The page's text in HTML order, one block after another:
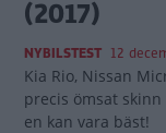
(2017)
NYBILSTEST 12
Kia Rio, Nissan
precis ömsat
en kan vara bäst!